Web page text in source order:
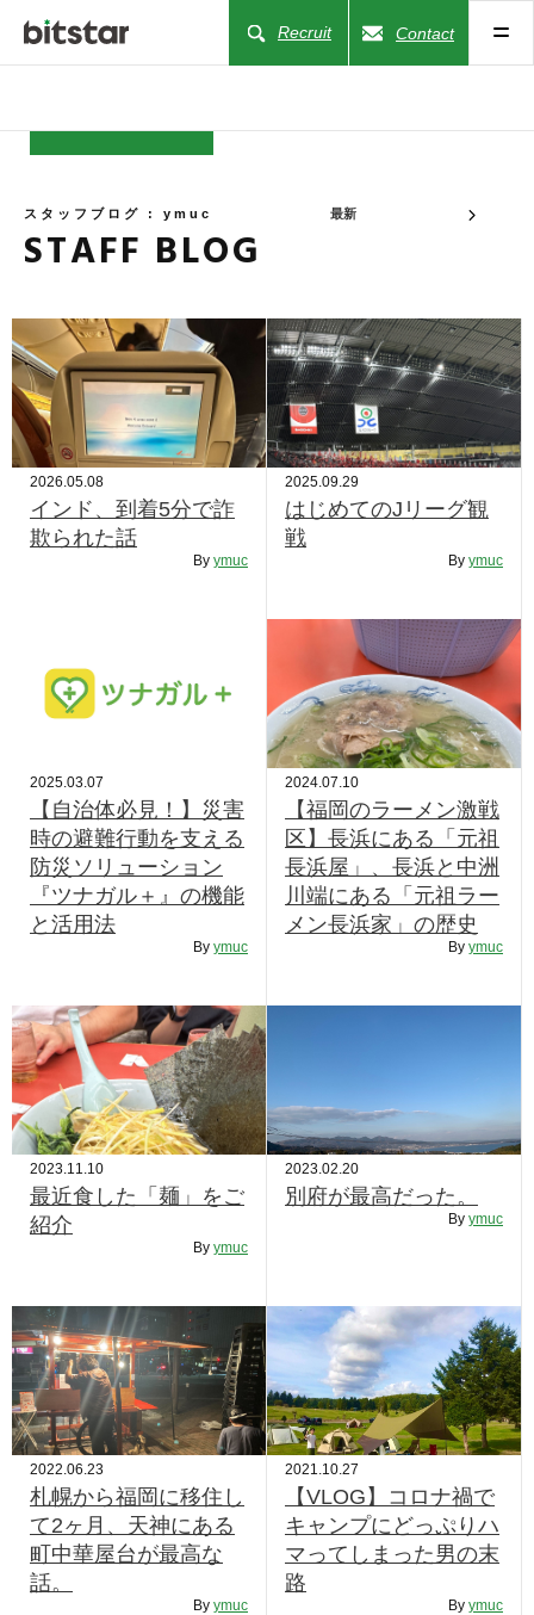
Recruit Contact
NEWS
COMPANY
BUSINESS
WORKS
ACTION
RECRUIT
CONTACT US
サイトマップ
情報セキュリティ
プライバシーポリシー
スタッフブログ : ymuc
STAFF BLOG
最新
2026.05.08
インド、到着5分で詐
欺られた話
By ymuc
2025.09.29
はじめてのJリーグ観
戦
By ymuc
2025.03.07
【自治体必見！】災害
時の避難行動を支える
防災ソリューション
『ツナガル＋』の機能
と活用法
By ymuc
2024.07.10
【福岡のラーメン激戦
区】長浜にある「元祖
長浜屋」、長浜と中洲
川端にある「元祖ラー
メン長浜家」の歴史
By ymuc
2023.11.10
最近食した「麺」をご
紹介
By ymuc
2023.02.20
別府が最高だった。
By ymuc
2022.06.23
札幌から福岡に移住し
て2ヶ月、天神にある
町中華屋台が最高な
話。
By ymuc
2021.10.27
【VLOG】コロナ禍で
キャンプにどっぷりハ
マってしまった男の末
路
By ymuc